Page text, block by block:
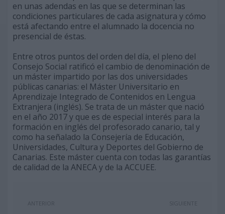
en unas adendas en las que se determinan las
condiciones particulares de cada asignatura y cómo
está afectando entre el alumnado la docencia no
presencial de éstas.
Entre otros puntos del orden del día, el pleno del
Consejo Social ratificó el cambio de denominación de
un máster impartido por las dos universidades
públicas canarias: el Máster Universitario en
Aprendizaje Integrado de Contenidos en Lengua
Extranjera (inglés). Se trata de un máster que nació
en el año 2017 y que es de especial interés para la
formación en inglés del profesorado canario, tal y
como ha señalado la Consejería de Educación,
Universidades, Cultura y Deportes del Gobierno de
Canarias. Este máster cuenta con todas las garantías
de calidad de la ANECA y de la ACCUEE.
ANTERIOR SIGUIENTE